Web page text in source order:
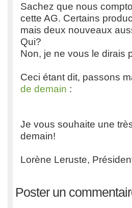
Sachez que nous
cette AG. Certains
mais deux nouveaux
Qui?
Non, je ne vous le dirais
Ceci étant dit, passons
de demain :
Je vous souhaite une
demain!
Lorène Leruste,
Poster un